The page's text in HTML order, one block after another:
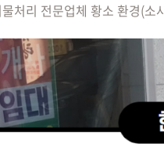
처리 전문업체 황소 환경(소